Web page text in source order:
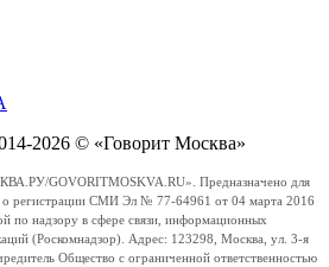
2026 © «Говорит Москва»
GOVORITMOSKVA.RU». Предназначено для
о регистрации СМИ Эл № 77-64961 от 04 марта 2016
по надзору в сфере связи, информационных
(Роскомнадзор). Адрес: 123298, Москва, ул. 3-я
Общество с ограниченной ответственностью